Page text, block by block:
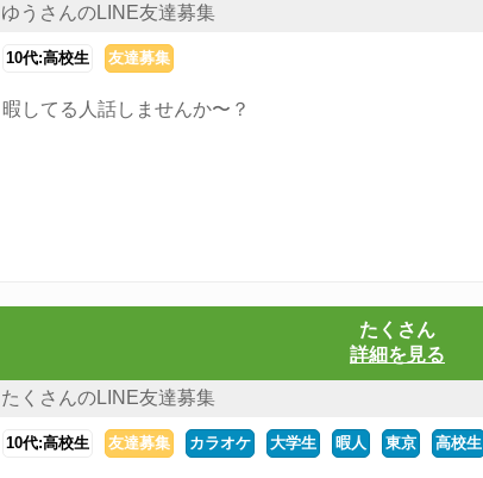
ゆうさんのLINE友達募集
10代:高校生 友達募集
暇してる人話しませんか〜？
たくさん
詳細を見る
たくさんのLINE友達募集
10代:高校生 友達募集 カラオケ 大学生 暇人 東京 高校生